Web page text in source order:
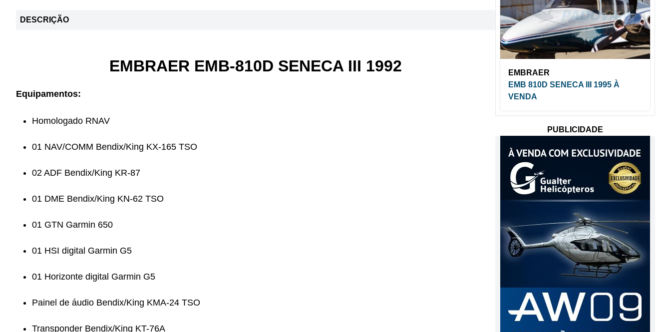
DESCRIÇÃO
EMBRAER EMB-810D SENECA III 1992
Equipamentos:
Homologado RNAV
01 NAV/COMM Bendix/King KX-165 TSO
02 ADF Bendix/King KR-87
01 DME Bendix/King KN-62 TSO
01 GTN Garmin 650
01 HSI digital Garmin G5
01 Horizonte digital Garmin G5
Painel de áudio Bendix/King KMA-24 TSO
Transponder Bendix/King KT-76A
EMBRAER
EMB 810D SENECA III 1995 À
VENDA
PUBLICIDADE